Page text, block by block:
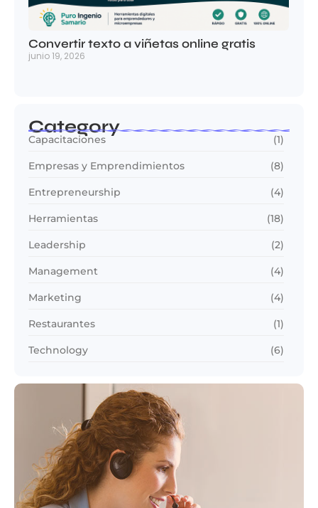
Convertir texto a viñetas online gratis
junio 19, 2026
Category
Capacitaciones (1)
Empresas y Emprendimientos (8)
Entrepreneurship (4)
Herramientas (18)
Leadership (2)
Management (4)
Marketing (4)
Restaurantes (1)
Technology (6)